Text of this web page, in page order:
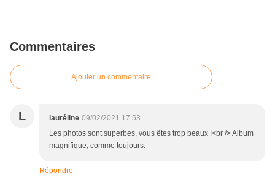
Commentaires
Ajouter un commentaire
L lauréline 09/02/2021 17:53
Les photos sont superbes, vous êtes trop beaux !<br /> Album
magnifique, comme toujours.
Répondre